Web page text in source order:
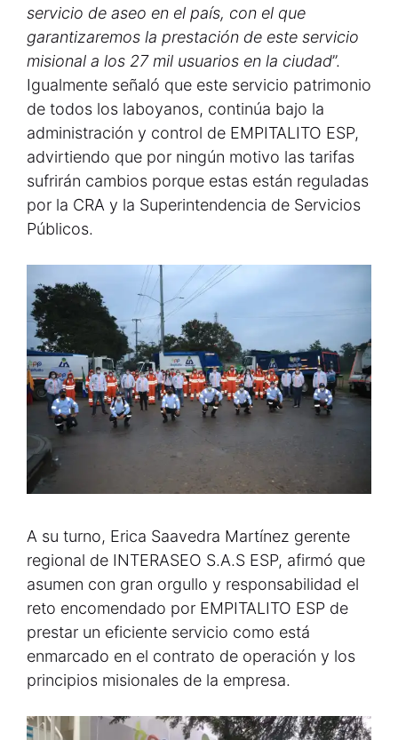
servicio de aseo en el país, con el que
garantizaremos la prestación de este servicio
misional a los 27 mil usuarios en la ciudad”.
Igualmente señaló que este servicio patrimonio
de todos los laboyanos, continúa bajo la
administración y control de EMPITALITO ESP,
advirtiendo que por ningún motivo las tarifas
sufrirán cambios porque estas están reguladas
por la CRA y la Superintendencia de Servicios
Públicos.
A su turno, Erica Saavedra Martínez gerente
regional de INTERASEO S.A.S ESP, afirmó que
asumen con gran orgullo y responsabilidad el
reto encomendado por EMPITALITO ESP de
prestar un eficiente servicio como está
enmarcado en el contrato de operación y los
principios misionales de la empresa.